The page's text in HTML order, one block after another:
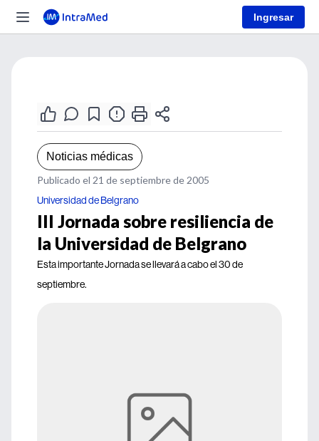
Ingresar
Noticias médicas
Publicado el 21 de septiembre de 2005
Universidad de Belgrano
III Jornada sobre resiliencia de
la Universidad de Belgrano
Esta importante Jornada se llevará a cabo el 30 de
septiembre.